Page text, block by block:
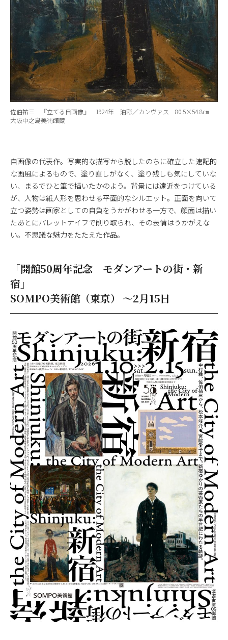
佐伯祐三 『立てる自画像』 1924年 油彩／カンヴァス 80.5×54.8㎝
大阪中之島美術館蔵
自画像の代表作。写実的な描写から脱したのちに確立した速記的
な画風によるもので、塗り直しがなく、塗り残しも気にしていな
い、まるでひと筆で描いたかのよう。背景には遠近をつけている
が、人物は紙人形を思わせる平面的なシルエット。正面を向いて
立つ姿勢は画家としての自負をうかがわせる一方で、顔面は描い
たあとにパレットナイフで削り取られ、その表情はうかがえな
い。不思議な魅力をたたえた作品。
「開館50周年記念 モダンアートの街・新
宿」
SOMPO美術館（東京） ～2月15日